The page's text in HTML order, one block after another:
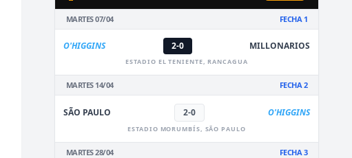
MARTES 07/04 FECHA 1
O'HIGGINS 2-0 MILLONARIOS
ESTADIO EL TENIENTE, RANCAGUA
MARTES 14/04 FECHA 2
SÃO PAULO 2-0 O'HIGGINS
ESTADIO MORUMBÍS, SÃO PAULO
MARTES 28/04 FECHA 3